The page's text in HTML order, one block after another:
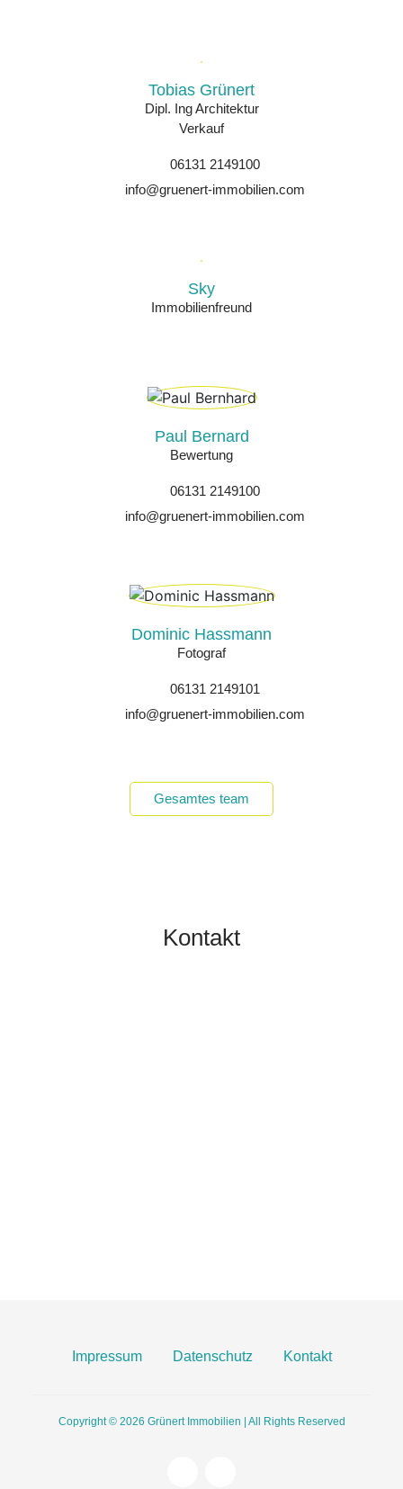
Tobias Grünert
Dipl. Ing Architektur
Verkauf
06131 2149100
info@gruenert-immobilien.com
Sky
Immobilienfreund
Paul Bernard
Bewertung
06131 2149100
info@gruenert-immobilien.com
Dominic Hassmann
Fotograf
06131 2149101
info@gruenert-immobilien.com
Gesamtes team
Kontakt
Impressum Datenschutz Kontakt
Copyright © 2026 Grünert Immobilien | All Rights Reserved